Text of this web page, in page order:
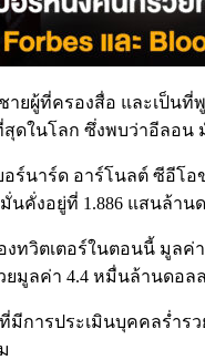
ายผู้ที่ครองสื่อ และเป็น
ดในโลก ซึ่งพบว่าอีลอน
อร์นาร์ด อาร์โนลต์ ซีอีโอ
คั่งอยู่ที่ 1.886 แสนล้าน
วิตเตอร์ในตอนนี้ มูลค่า
ยมูลค่า 4.4 หมื่นล้านดอล
ที่มีการประเมินบุคคลร่